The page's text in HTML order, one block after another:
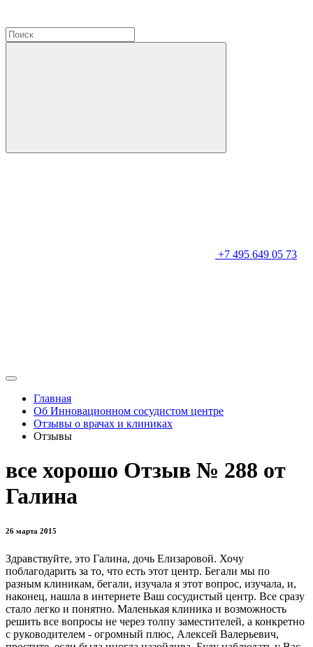
+7 495 649 05 73
Главная
Об Инновационном сосудистом центре
Отзывы о врачах и клиниках
Отзывы
все хорошо Отзыв № 288 от
Галина
26 марта 2015
Здравствуйте, это Галина, дочь Елизаровой. Хочу
поблагодарить за то, что есть этот центр. Бегали мы по
разным клиникам, бегали, изучала я этот вопрос, изучала, и,
наконец, нашла в интернете Ваш сосудистый центр. Все сразу
стало легко и понятно. Маленькая клиника и возможность
решить все вопросы не через толпу заместителей, а конкретно
с руководителем - огромный плюс, Алексей Валерьевич,